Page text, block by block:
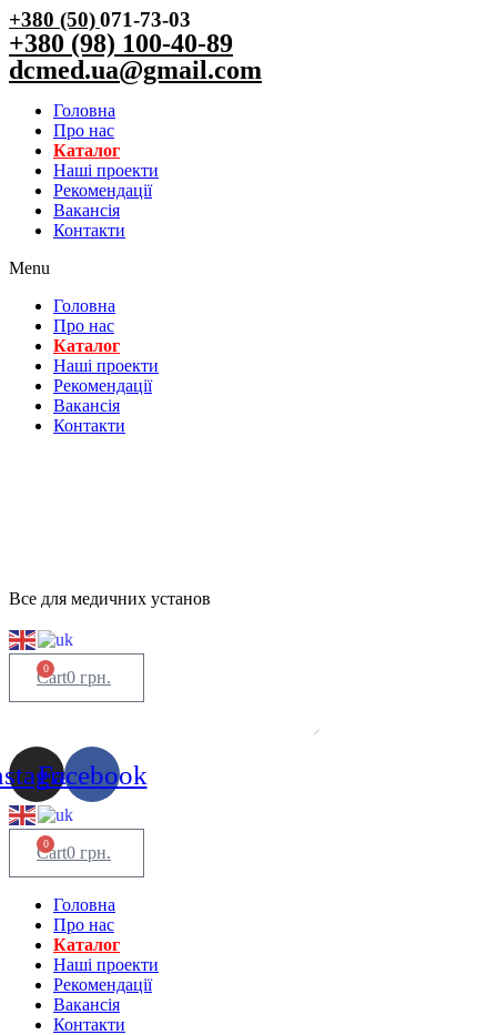
+380 (50)071-73-03
+380 (98) 100-40-89
dcmed.ua@gmail.com
Головна
Про нас
Каталог
Нашi проекти
Рекомендації
Вакансiя
Контакти
Menu
Головна
Про нас
Каталог
Нашi проекти
Рекомендації
Вакансiя
Контакти
Все для медичних установ
0 грн.
0
Cart
Facebook
0 грн.
0
Cart
Головна
Про нас
Каталог
Нашi проекти
Рекомендації
Вакансiя
Контакти